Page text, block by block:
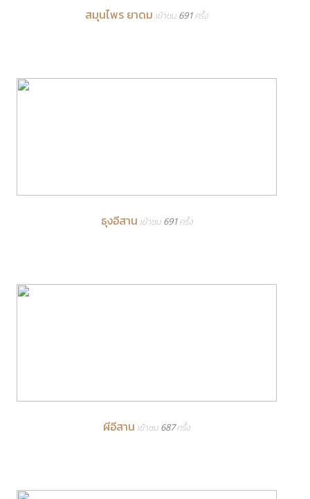
สมุนไพร ยาดม เข้าชม 691 ครั้ง
ธุงอีสาน เข้าชม 691 ครั้ง
ผีอีสาน เข้าชม 687 ครั้ง